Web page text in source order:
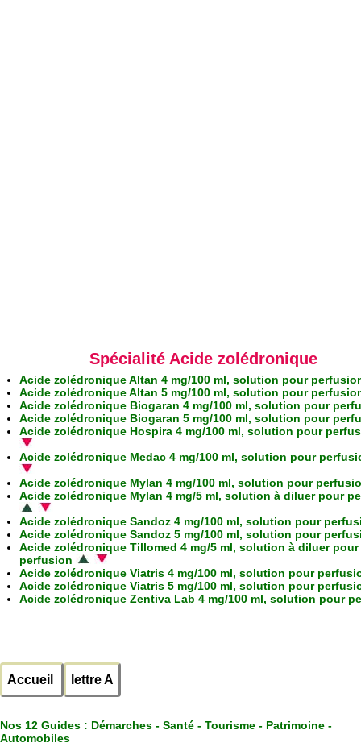
Spécialité Acide zolédronique
Acide zolédronique Altan 4 mg/100 ml, solution pour
Acide zolédronique Altan 5 mg/100 ml, solution pour
Acide zolédronique Biogaran 4 mg/100 ml, solution pour
Acide zolédronique Biogaran 5 mg/100 ml, solution pour
Acide zolédronique Hospira 4 mg/100 ml, solution pour
Acide zolédronique Medac 4 mg/100 ml, solution pour
Acide zolédronique Mylan 4 mg/100 ml, solution pour
Acide zolédronique Mylan 4 mg/5 ml, solution à diluer pour
Acide zolédronique Sandoz 4 mg/100 ml, solution pour
Acide zolédronique Sandoz 5 mg/100 ml, solution pour
Acide zolédronique Tillomed 4 mg/5 ml, solution à diluer pour
perfusion
Acide zolédronique Viatris 4 mg/100 ml, solution pour
Acide zolédronique Viatris 5 mg/100 ml, solution pour
Acide zolédronique Zentiva Lab 4 mg/100 ml, solution pour
Accueil lettre A
Nos 12 Guides : Démarches - Santé - Tourisme - Patrimoine -
Automobiles